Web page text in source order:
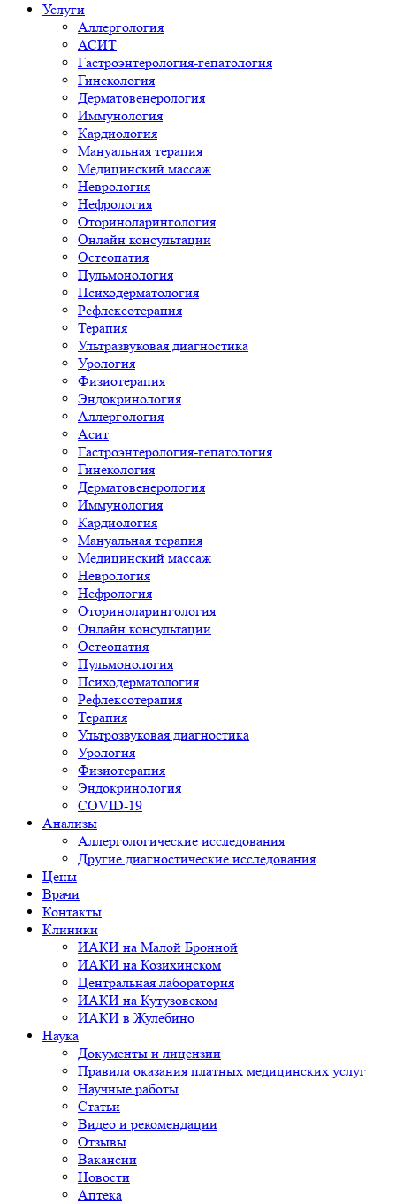
Услуги
Аллергология
АСИТ
Гастроэнтерология-гепатология
Гинекология
Дерматовенерология
Иммунология
Кардиология
Мануальная терапия
Медицинский массаж
Неврология
Нефрология
Оториноларингология
Онлайн консультации
Остеопатия
Пульмонология
Психодерматология
Рефлексотерапия
Терапия
Ультразвуковая диагностика
Урология
Физиотерапия
Эндокринология
Аллергология
Асит
Гастроэнтерология-гепатология
Гинекология
Дерматовенерология
Иммунология
Кардиология
Мануальная терапия
Медицинский массаж
Неврология
Нефрология
Оториноларингология
Онлайн консультации
Остеопатия
Пульмонология
Психодерматология
Рефлексотерапия
Терапия
Ультрозвуковая диагностика
Урология
Физиотерапия
Эндокринология
COVID-19
Анализы
Аллергологические исследования
Другие диагностические исследования
Цены
Врачи
Контакты
Клиники
ИАКИ на Малой Бронной
ИАКИ на Козихинском
Центральная лаборатория
ИАКИ на Кутузовском
ИАКИ в Жулебино
Наука
Документы и лицензии
Правила оказания платных медицинских услуг
Научные работы
Статьи
Видео и рекомендации
Отзывы
Вакансии
Новости
Аптека